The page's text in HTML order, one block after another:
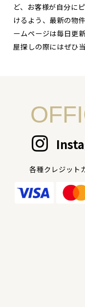
ど、お客様が自分に
けるよう、最新の物
ームページは毎日更
屋探しの際にはぜひ
各種クレジット